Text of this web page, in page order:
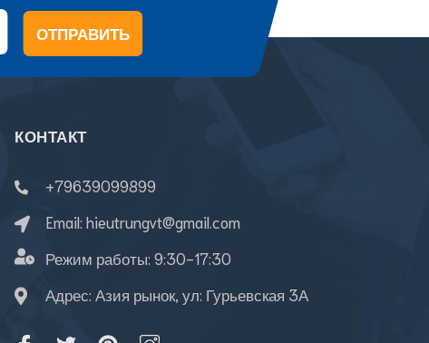
ОТПРАВИТЬ
КОНТАКТ
+79639099899
Email: hieutrungvt@gmail.com
Режим работы: 9:30-17:30
Адрес: Азия рынок, ул: Гурьевская 3А